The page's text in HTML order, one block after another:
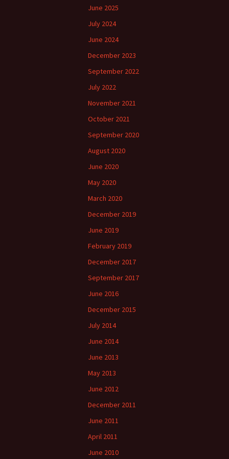
June 2025
July 2024
June 2024
December 2023
September 2022
July 2022
November 2021
October 2021
September 2020
August 2020
June 2020
May 2020
March 2020
December 2019
June 2019
February 2019
December 2017
September 2017
June 2016
December 2015
July 2014
June 2014
June 2013
May 2013
June 2012
December 2011
June 2011
April 2011
June 2010